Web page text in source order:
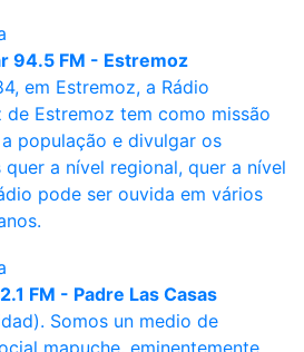
94.5 FM - Estremoz
em Estremoz, a Rádio
Estremoz tem como missão
população e divulgar os
a nível regional, quer a nível
pode ser ouvida em vários
FM - Padre Las Casas
Somos un medio de
mapuche, eminentemente